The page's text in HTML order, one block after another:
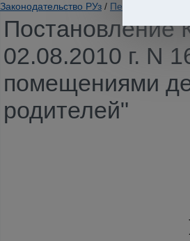
Законодательство РУз / Пенсии.
Постановление
02.08.2010 г. N
помещениями
родителей"